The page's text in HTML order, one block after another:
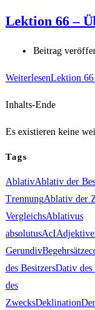
Lektion 66 –
Beitrag
WeiterlesenLektion
Inhalts-Ende
Es existieren keine
Tags
AblativAblativ der
TrennungAblativ der
VergleichsAblativus
absolutusAcIAdjektive
GerundivBegehrsätze
des BesitzersDativ des
des
ZwecksDeklination